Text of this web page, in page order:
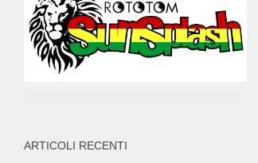
ARTICOLI RECENTI